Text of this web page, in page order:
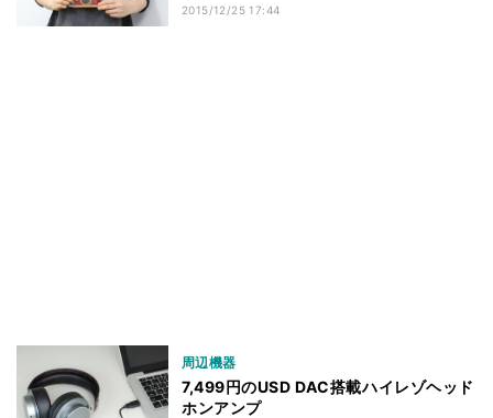
2015/12/25 17:44
周辺機器
7,499円のUSD DAC搭載ハイレゾヘッド
ホンアンプ